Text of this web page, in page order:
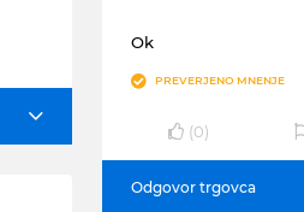
Ok
PREVERJENO MNENJE
(0)
Odgovor trgovca